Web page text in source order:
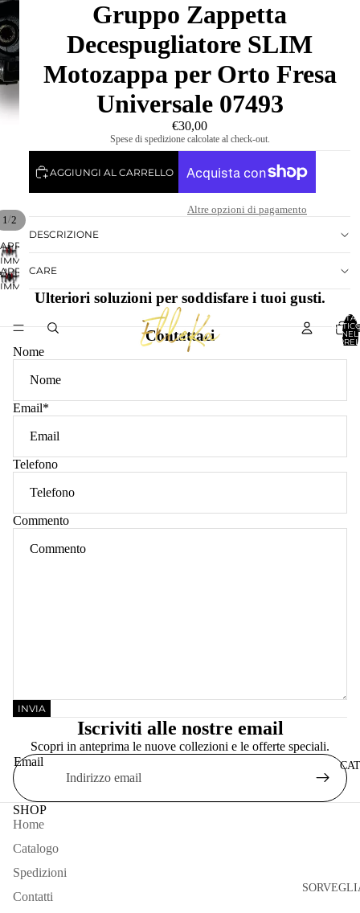
NEL
1/2
APRI
IMMAGINE
A
SCHERMO
INTERO
APRI
IMMAGINE
INTERO
Gruppo Zappetta
Decespugliatore SLIM
Motozappa per Orto Fresa
Universale 07493
€30,00
Spese di spedizione calcolate al check-out.
AGGIUNGI AL CARRELLO
Altre opzioni di pagamento
DESCRIZIONE
CARE
Ulteriori soluzioni per soddisfare i tuoi gusti.
Contattaci
Nome
Email*
Telefono
Commento
INVIA
Iscriviti alle nostre email
Scopri in anteprima le nuove collezioni e le offerte speciali.
Email
SHOP
Home
Catalogo
Spedizioni
Contatti